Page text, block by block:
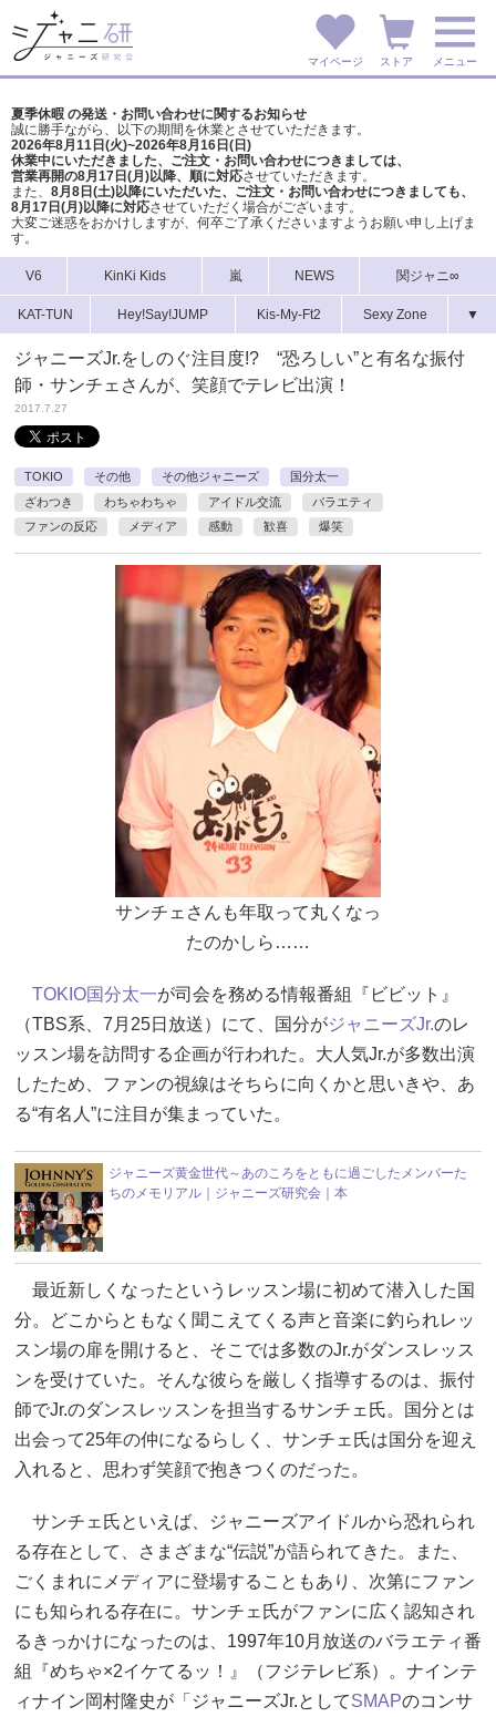
マイページ ストア メニュー
夏季休暇 の発送・お問い合わせに関するお知らせ
誠に勝手ながら、以下の期間を休業とさせていただきます。
2026年8月11日(火)~2026年8月16日(日)
休業中にいただきました、ご注文・お問い合わせにつきましては、
営業再開の8月17日(月)以降、順に対応させていただきます。
また、 8月8日(土)以降にいただいた、ご注文・ お問い合わせにつきましても、
8月17日(月)以降に対応させていただく場合がございます。
大変ご迷惑をおかけしますが、 何卒ご了承くださいますようお願い申し上げま
す。
V6 KinKi Kids 嵐 NEWS 関ジャニ∞
KAT-TUN Hey!Say!JUMP Kis-My-Ft2 Sexy Zone ▼
ジャニーズJr.をしのぐ注目度!? “恐ろしい”と有名な振付
師・サンチェさんが、笑顔でテレビ出演！
2017.7.27
TOKIO その他 その他ジャニーズ
国分太一
ざわつき
わちゃわちゃ アイドル交流
バラエティ
ファンの反応
メディア 感動 歓喜 爆笑
サンチェさんも年取って丸くなっ
たのかしら……
TOKIO国分太一が司会を務める情報番組『ビビット』
（TBS系、7月25日放送）にて、国分がジャニーズJr.のレ
ッスン場を訪問する企画が行われた。大人気Jr.が多数出演
したため、ファンの視線はそちらに向くかと思いきや、あ
る“有名人”に注目が集まっていた。
ジャニーズ黄金世代～あのころをともに過ごしたメンバーた
ちのメモリアル｜ジャニーズ研究会｜本
最近新しくなったというレッスン場に初めて潜入した国
分。どこからともなく聞こえてくる声と音楽に釣られレッ
スン場の扉を開けると、そこでは多数のJr.がダンスレッス
ンを受けていた。そんな彼らを厳しく指導するのは、振付
師でJr.のダンスレッスンを担当するサンチェ氏。国分とは
出会って25年の仲になるらしく、サンチェ氏は国分を迎え
入れると、思わず笑顔で抱きつくのだった。
サンチェ氏といえば、ジャニーズアイドルから恐れられ
る存在として、さまざまな“伝説”が語られてきた。また、
ごくまれにメディアに登場することもあり、次第にファン
にも知られる存在に。サンチェ氏がファンに広く認知され
るきっかけになったのは、1997年10月放送のバラエティ番
組『めちゃ×2イケてるッ！』（フジテレビ系）。ナインテ
ィナイン岡村隆史が「ジャニーズJr.としてSMAPのコンサ